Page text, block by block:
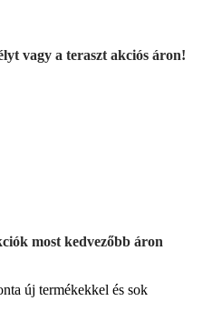
vagy a teraszt akciós áron!
most kedvezőbb áron
új termékekkel és sok